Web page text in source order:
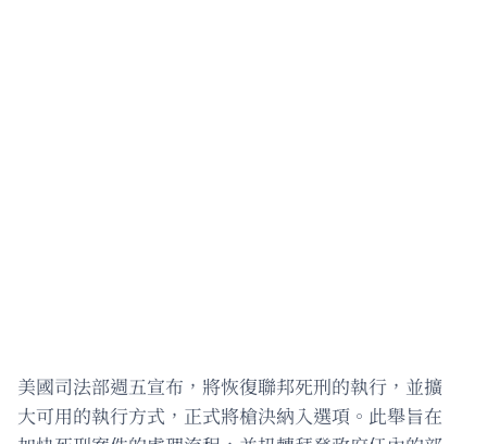
美國司法部週五宣布，將恢復聯邦死刑的執行，並擴
大可用的執行方式，正式將槍決納入選項。此舉旨在